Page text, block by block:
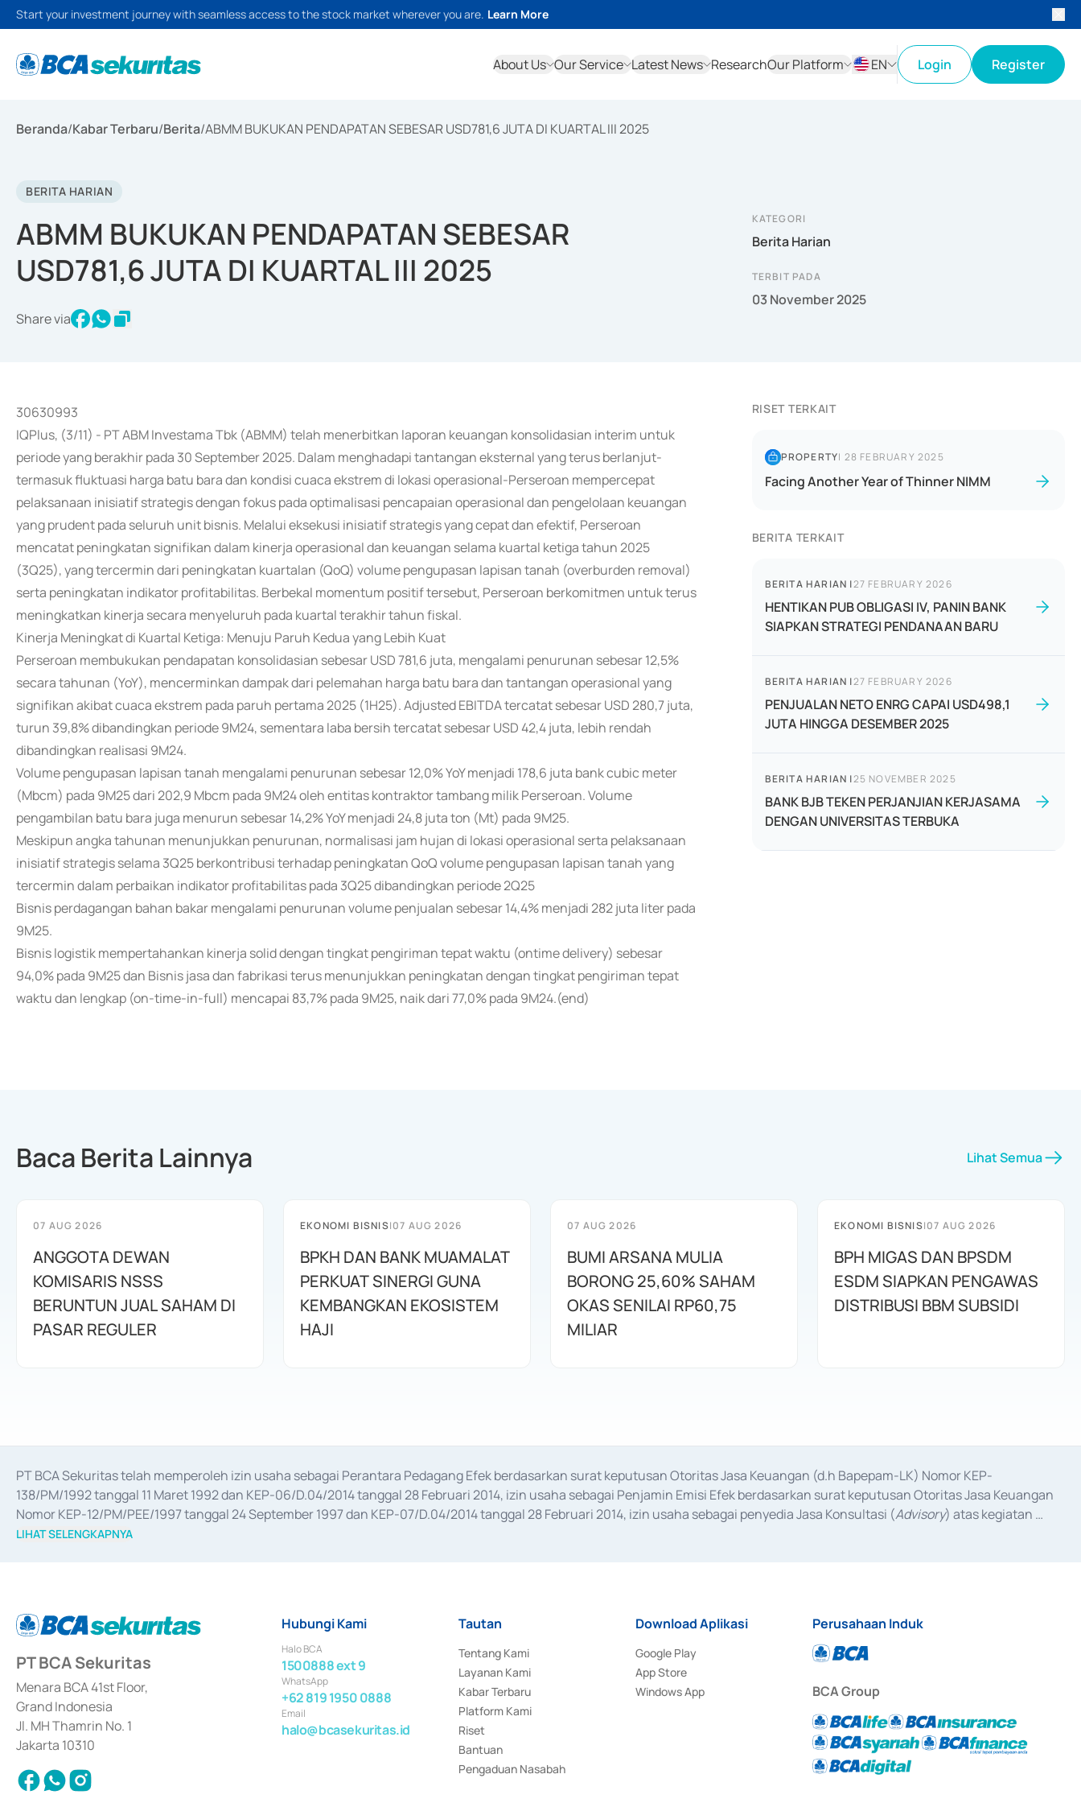
Start your investment journey with seamless access to the stock market wherever you are. Learn More
About Us Our Service Latest News ResearchOur Platform
EN
Login Register
Beranda/Kabar Terbaru/Berita/ABMM BUKUKAN PENDAPATAN SEBESAR USD781,6 JUTA DI KUARTAL III 2025
BERITA HARIAN
ABMM BUKUKAN PENDAPATAN SEBESAR
USD781,6 JUTA DI KUARTAL III 2025
Share via
KATEGORI
Berita Harian
TERBIT PADA
03 November 2025
30630993
IQPlus, (3/11) - PT ABM Investama Tbk (ABMM) telah menerbitkan laporan keuangan konsolidasian interim untuk
periode yang berakhir pada 30 September 2025. Dalam menghadapi tantangan eksternal yang terus berlanjut-
termasuk fluktuasi harga batu bara dan kondisi cuaca ekstrem di lokasi operasional-Perseroan mempercepat
pelaksanaan inisiatif strategis dengan fokus pada optimalisasi pencapaian operasional dan pengelolaan keuangan
yang prudent pada seluruh unit bisnis. Melalui eksekusi inisiatif strategis yang cepat dan efektif, Perseroan
mencatat peningkatan signifikan dalam kinerja operasional dan keuangan selama kuartal ketiga tahun 2025
(3Q25), yang tercermin dari peningkatan kuartalan (QoQ) volume pengupasan lapisan tanah (overburden removal)
serta peningkatan indikator profitabilitas. Berbekal momentum positif tersebut, Perseroan berkomitmen untuk terus
meningkatkan kinerja secara menyeluruh pada kuartal terakhir tahun fiskal.
Kinerja Meningkat di Kuartal Ketiga: Menuju Paruh Kedua yang Lebih Kuat
Perseroan membukukan pendapatan konsolidasian sebesar USD 781,6 juta, mengalami penurunan sebesar 12,5%
secara tahunan (YoY), mencerminkan dampak dari pelemahan harga batu bara dan tantangan operasional yang
signifikan akibat cuaca ekstrem pada paruh pertama 2025 (1H25). Adjusted EBITDA tercatat sebesar USD 280,7 juta,
turun 39,8% dibandingkan periode 9M24, sementara laba bersih tercatat sebesar USD 42,4 juta, lebih rendah
dibandingkan realisasi 9M24.
Volume pengupasan lapisan tanah mengalami penurunan sebesar 12,0% YoY menjadi 178,6 juta bank cubic meter
(Mbcm) pada 9M25 dari 202,9 Mbcm pada 9M24 oleh entitas kontraktor tambang milik Perseroan. Volume
pengambilan batu bara juga menurun sebesar 14,2% YoY menjadi 24,8 juta ton (Mt) pada 9M25.
Meskipun angka tahunan menunjukkan penurunan, normalisasi jam hujan di lokasi operasional serta pelaksanaan
inisiatif strategis selama 3Q25 berkontribusi terhadap peningkatan QoQ volume pengupasan lapisan tanah yang
tercermin dalam perbaikan indikator profitabilitas pada 3Q25 dibandingkan periode 2Q25
Bisnis perdagangan bahan bakar mengalami penurunan volume penjualan sebesar 14,4% menjadi 282 juta liter pada
9M25.
Bisnis logistik mempertahankan kinerja solid dengan tingkat pengiriman tepat waktu (ontime delivery) sebesar
94,0% pada 9M25 dan Bisnis jasa dan fabrikasi terus menunjukkan peningkatan dengan tingkat pengiriman tepat
waktu dan lengkap (on-time-in-full) mencapai 83,7% pada 9M25, naik dari 77,0% pada 9M24.(end)
RISET TERKAIT
PROPERTY| 28 FEBRUARY 2025
Facing Another Year of Thinner NIMM
BERITA TERKAIT
BERITA HARIAN |27 FEBRUARY 2026
HENTIKAN PUB OBLIGASI IV, PANIN BANK
SIAPKAN STRATEGI PENDANAAN BARU
BERITA HARIAN |27 FEBRUARY 2026
PENJUALAN NETO ENRG CAPAI USD498,1
JUTA HINGGA DESEMBER 2025
BERITA HARIAN |25 NOVEMBER 2025
BANK BJB TEKEN PERJANJIAN KERJASAMA
DENGAN UNIVERSITAS TERBUKA
Baca Berita Lainnya Lihat Semua
07 AUG 2026
ANGGOTA DEWAN
KOMISARIS NSSS
BERUNTUN JUAL SAHAM DI
PASAR REGULER
EKONOMI BISNIS|07 AUG 2026
BPKH DAN BANK MUAMALAT
PERKUAT SINERGI GUNA
KEMBANGKAN EKOSISTEM
HAJI
07 AUG 2026
BUMI ARSANA MULIA
BORONG 25,60% SAHAM
OKAS SENILAI RP60,75
MILIAR
EKONOMI BISNIS|07 AUG 2026
BPH MIGAS DAN BPSDM
ESDM SIAPKAN PENGAWAS
DISTRIBUSI BBM SUBSIDI
PT BCA Sekuritas telah memperoleh izin usaha sebagai Perantara Pedagang Efek berdasarkan surat keputusan Otoritas Jasa Keuangan (d.h Bapepam-LK) Nomor KEP-
138/PM/1992 tanggal 11 Maret 1992 dan KEP-06/D.04/2014 tanggal 28 Februari 2014, izin usaha sebagai Penjamin Emisi Efek berdasarkan surat keputusan Otoritas Jasa Keuangan
Nomor KEP-12/PM/PEE/1997 tanggal 24 September 1997 dan KEP-07/D.04/2014 tanggal 28 Februari 2014, izin usaha sebagai penyedia Jasa Konsultasi (Advisory) atas kegiatan
merger, akuisisi, divestasi, dan
LIHAT SELENGKAPNYA
PT BCA Sekuritas
Menara BCA 41st Floor,
Grand Indonesia
Jl. MH Thamrin No. 1
Jakarta 10310
Hubungi Kami
Halo BCA
1500888 ext 9
WhatsApp
+62 819 1950 0888
Email
halo@bcasekuritas.id
Tautan
Tentang Kami
Layanan Kami
Kabar Terbaru
Platform Kami
Riset
Bantuan
Pengaduan Nasabah
Download Aplikasi
Google Play
App Store
Windows App
Perusahaan Induk
BCA Group